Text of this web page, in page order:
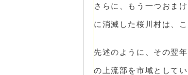
さらに、もう一つおま
に消滅した桜川村は、
先述のように、その翌
の上流部を市域として